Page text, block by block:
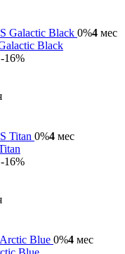
0%4 мес
Black
-16%
0%4 мес
-16%
0%4 мес